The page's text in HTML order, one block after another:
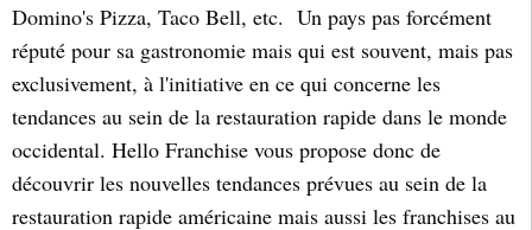
Domino's Pizza, Taco Bell, etc. Un pays pas forcément
réputé pour sa gastronomie mais qui est souvent, mais pas
exclusivement, à l'initiative en ce qui concerne les
tendances au sein de la restauration rapide dans le monde
occidental. Hello Franchise vous propose donc de
découvrir les nouvelles tendances prévues au sein de la
restauration rapide américaine mais aussi les franchises au